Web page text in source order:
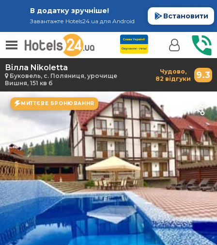
В додатку зручніше!
Завантажте Hotels24.ua для Android
Встановити
Вілла Nikoletta
Буковель, с. Поляниця, урочище
Вишня, 151 кв б
Чудово, 9.3
82 відгуки
МИТТЄВЕ БРОНЮВАННЯ